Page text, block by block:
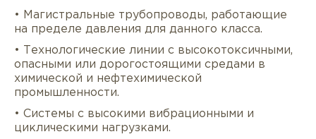
• Магистральные трубопроводы, работающие
на пределе давления для данного класса.
• Технологические линии с высокотоксичными,
опасными или дорогостоящими средами в
химической и нефтехимической
промышленности.
• Системы с высокими вибрационными и
циклическими нагрузками.